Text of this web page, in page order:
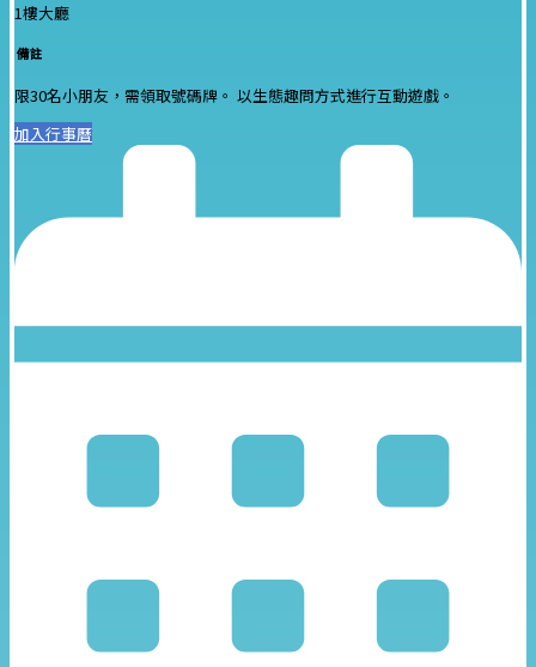
1樓大廳
備註
限30名小朋友，需領取號碼牌。 以生態趣問方式進行互動遊戲。
加入行事曆